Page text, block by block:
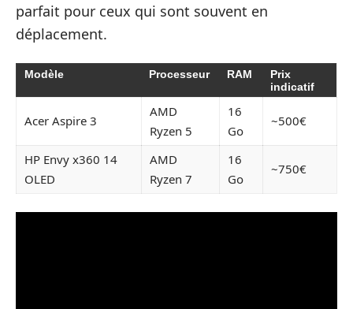
parfait pour ceux qui sont souvent en
déplacement.
Modèle Processeur RAM
Prix
indicatif
Acer Aspire 3
AMD
Ryzen 5
16
Go
~500€
HP Envy x360 14
OLED
AMD
Ryzen 7
16
Go
~750€